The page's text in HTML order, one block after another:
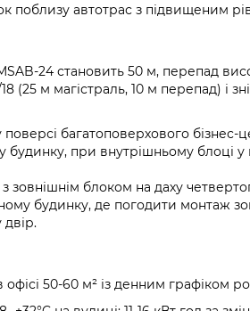
поблизу автотрас з підвищеним
24 становить 50 м, перепад
(25 м магістраль, 10 м перепад) і
багатоповерхового бізнес-
будинку, при внутрішньому блоці
зовнішнім блоком на даху
будинку, де погодити монтаж
50-60 м² із денним графіком